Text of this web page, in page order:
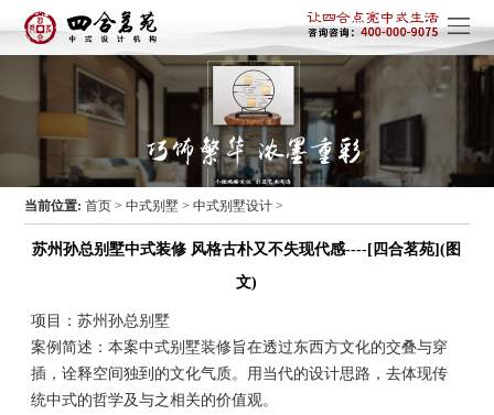
当前位置: 首页 >中式别墅 >中式别墅设计 >
苏州孙总别墅中式装修 风格古朴又不失现代感----[四合茗苑](图
文)
项目：苏州孙总别墅
案例简述：本案中式别墅装修旨在透过东西方文化的交叠与穿
插，诠释空间独到的文化气质。用当代的设计思路，去体现传
统中式的哲学及与之相关的价值观。